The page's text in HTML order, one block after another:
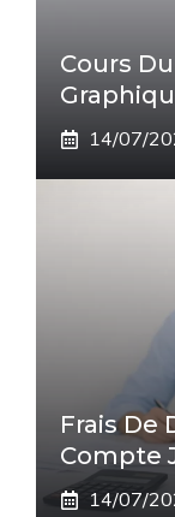
Cours
14/07/
Frais De
Compte
14/07/